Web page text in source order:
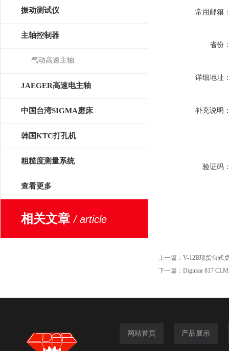
振动测试仪
主轴控制器
气动高速主轴
JAEGER高速电主轴
中国台湾SIGMA磨床
韩国KTC打孔机
粗糙度测量系统
查看更多
相关文章/ article
常用邮箱
省份
详细地址
补充说明
验证码
上一篇： V-12B现货台式
下一篇： Digimar 817
网站首页 产品展示